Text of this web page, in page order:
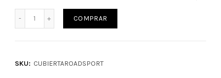
COMPRAR
SKU: CUBIERTAROADSPORT